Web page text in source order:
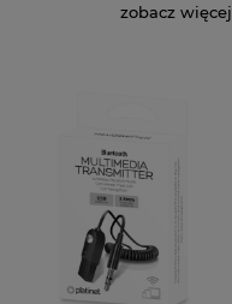
zobacz więcej